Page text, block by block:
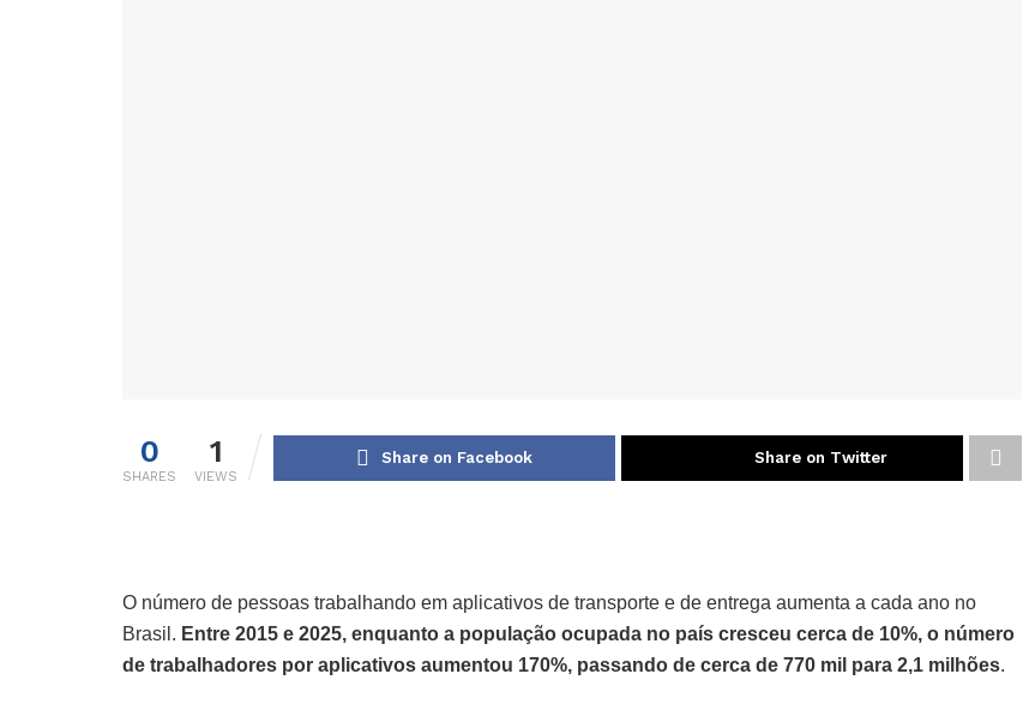
0
SHARES
1
VIEWS
Share on Facebook Share on Twitter
O número de pessoas trabalhando em aplicativos de transporte e de entrega aumenta a cada ano no
Brasil. Entre 2015 e 2025, enquanto a população ocupada no país cresceu cerca de 10%, o número
de trabalhadores por aplicativos aumentou 170%, passando de cerca de 770 mil para 2,1 milhões.